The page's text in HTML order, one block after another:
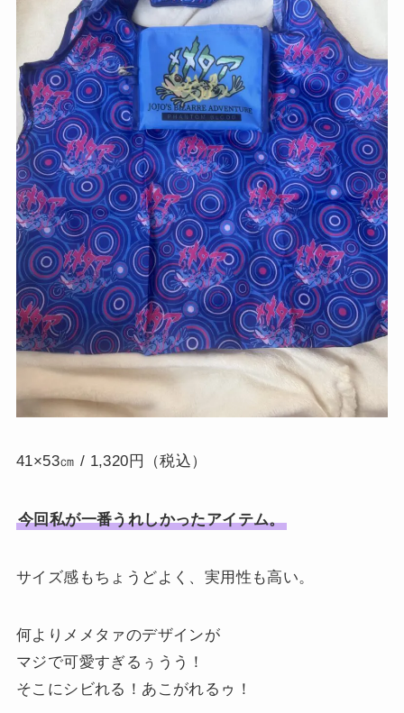
41×53㎝ / 1,320円（税込）
今回私が一番うれしかったアイテム。
サイズ感もちょうどよく、実用性も高い。
何よりメメタァのデザインが
マジで可愛すぎるぅうう！
そこにシビれる！あこがれるゥ！